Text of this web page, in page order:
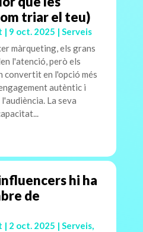
triar el teu)
| 9 oct. 2025 | Serveis
màrqueting, els grans
l'atenció, però els
convertit en l'opció més
autèntic i
La seva
hi ha
de
| 2 oct. 2025 | Serveis,